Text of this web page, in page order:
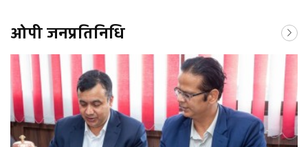
ओपी जनप्रतिनिधि